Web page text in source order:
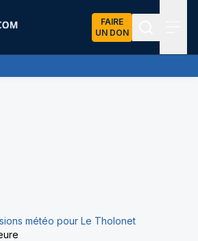
FAIRE
UN DON
météo pour Le Tholonet